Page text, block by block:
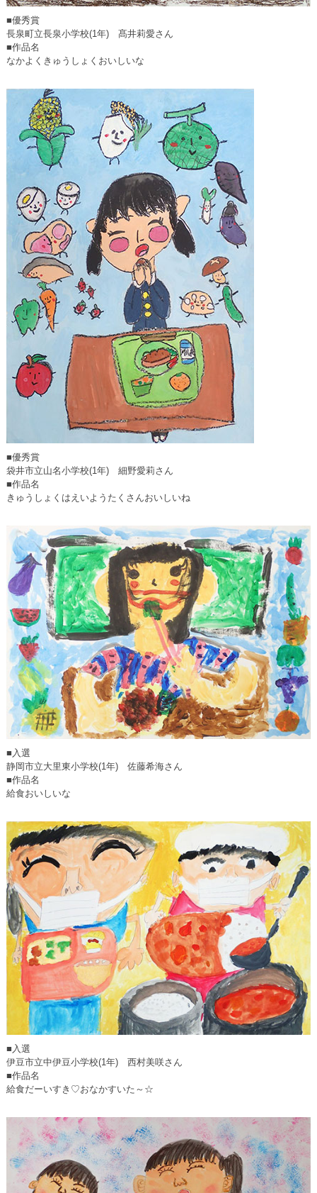
■優秀賞
長泉町立長泉小学校(1年) 髙井莉愛さん
■作品名
なかよくきゅうしょくおいしいな
■優秀賞
袋井市立山名小学校(1年) 細野愛莉さん
■作品名
きゅうしょくはえいようたくさんおいしいね
■入選
静岡市立大里東小学校(1年) 佐藤希海さん
■作品名
給食おいしいな
■入選
伊豆市立中伊豆小学校(1年) 西村美咲さん
■作品名
給食だーいすき♡おなかすいた～☆